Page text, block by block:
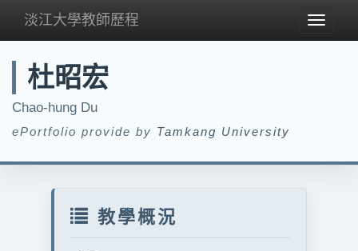
Toggle
淡江大學教師歷程
杜昭宏
Chao-hung Du
ePortfolio provide by Tamkang University
教學概況